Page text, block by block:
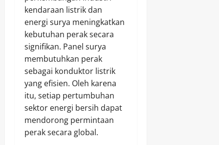
kendaraan listrik dan
energi surya meningkatkan
kebutuhan perak secara
signifikan. Panel surya
membutuhkan perak
sebagai konduktor listrik
yang efisien. Oleh karena
itu, setiap pertumbuhan
sektor energi bersih dapat
mendorong permintaan
perak secara global.